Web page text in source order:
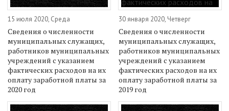
15 июля 2020, Среда
Сведения о численности
муниципальных служащих,
работников муниципальных
учреждений с указанием
фактических расходов на их
оплату заработной платы за
2020 год
30 января 2020, Четверг
Сведения о численности
муниципальных служащих,
работников муниципальных
учреждений с указанием
фактических расходов на их
оплату заработной платы за
2019 год